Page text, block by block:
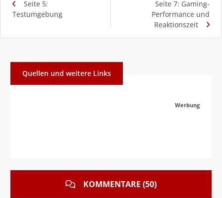
Seite 5:
Testumgebung
Seite 7: Gaming-
Performance und
Reaktionszeit
Quellen und weitere Links
Werbung
KOMMENTARE (50)